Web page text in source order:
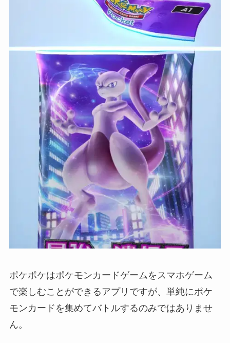
ポケポケはポケモンカードゲームをスマホゲーム
で楽しむことができるアプリですが、単純にポケ
モンカードを集めてバトルするのみではありませ
ん。